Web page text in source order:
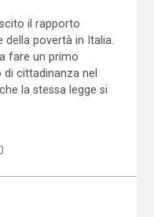
il rapporto
della povertà in Italia.
fare un primo
di cittadinanza nel
la stessa legge si